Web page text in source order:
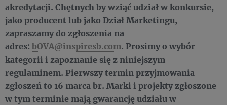
akredytacji. Chętnych by wziąć udział w konkursie,
jako producent lub jako Dział Marketingu,
zapraszamy do zgłoszenia na
adres: bOVA@inspiresb.com. Prosimy o wybór
kategorii i zapoznanie się z niniejszym
regulaminem. Pierwszy termin przyjmowania
zgłoszeń to 16 marca br. Marki i projekty zgłoszone
w tym terminie mają gwarancję udziału w